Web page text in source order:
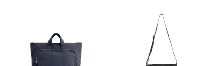
※商品色澤會依據環境光源或個人的手機電腦螢幕顯示而有些許不
同，如實際商品有色差之情況敬請見諒。